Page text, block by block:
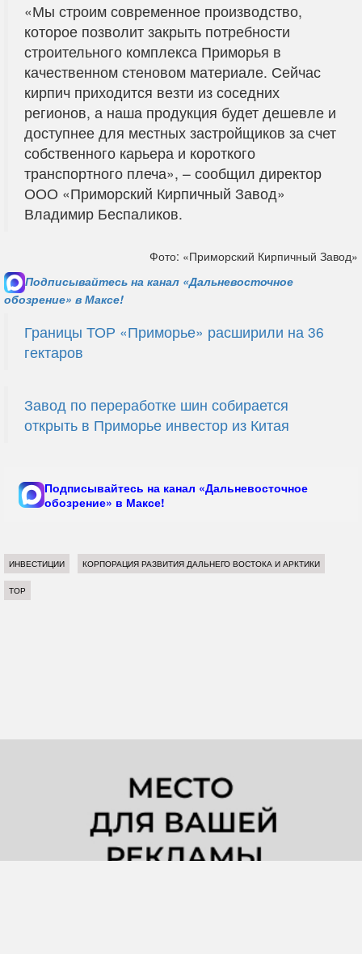
«Мы строим современное производство,
которое позволит закрыть потребности
строительного комплекса Приморья в
качественном стеновом материале. Сейчас
кирпич приходится везти из соседних
регионов, а наша продукция будет дешевле и
доступнее для местных застройщиков за счет
собственного карьера и короткого
транспортного плеча», – сообщил директор
ООО «Приморский Кирпичный Завод»
Владимир Беспаликов.
Фото: «Приморский Кирпичный Завод»
Подписывайтесь на канал «Дальневосточное
обозрение» в Максе!
Границы ТОР «Приморье» расширили на 36
гектаров
Завод по переработке шин собирается
открыть в Приморье инвестор из Китая
Подписывайтесь на канал «Дальневосточное
обозрение» в Максе!
ИНВЕСТИЦИИ КОРПОРАЦИЯ РАЗВИТИЯ ДАЛЬНЕГО ВОСТОКА И АРКТИКИ
ТОР